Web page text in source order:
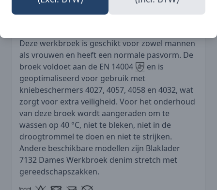
Deze werkbroek is geschikt voor zowel mannen
als vrouwen en heeft een normale pasvorm. De
broek voldoet aan de EN 14004
en is
geoptimaliseerd voor gebruik met
kniebeschermers 4027, 4057, 4058 en 4032, wat
zorgt voor extra veiligheid. Voor het onderhoud
van deze broek wordt aangeraden om te
wassen op 40 °C, niet te bleken, niet in de
droogtrommel te doen en niet te strijken.
Andere beschikbare modellen zijn Blaklader
7132 Dames Werkbroek denim stretch met
gereedschapszakken.